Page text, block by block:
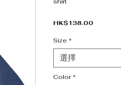
shirt
HK$138.00
Size *
選擇
Color *